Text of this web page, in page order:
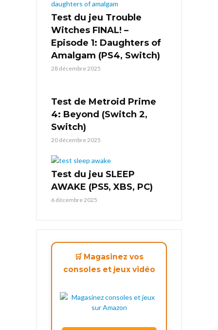
Test du jeu Trouble
Witches FINAL! –
Episode 1: Daughters of
Amalgam (PS4, Switch)
28 décembre 2025
Test de Metroid Prime
4: Beyond (Switch 2,
Switch)
20 décembre 2025
Test du jeu SLEEP
AWAKE (PS5, XBS, PC)
6 décembre 2025
🛒 Magasinez vos
consoles et jeux vidéo